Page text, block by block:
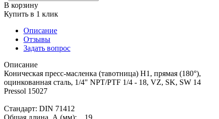
В корзину
Купить в 1 клик
Описание
Отзывы
Задать вопрос
Описание
Коническая пресс-масленка (тавотница) H1, прямая (180°),
оцинкованная сталь, 1/4" NPT/PTF 1/4 - 18, VZ, SK, SW 14
Pressol 15027
Стандарт: DIN 71412
Общая длина А (мм): 19